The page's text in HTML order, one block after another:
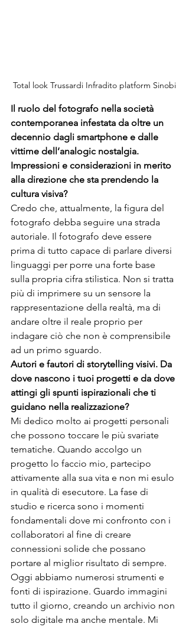
Total look Trussardi Infradito platform Sinobi
Il ruolo del fotografo nella società
contemporanea infestata da oltre un
decennio dagli smartphone e dalle
vittime dell’analogic nostalgia.
Impressioni e considerazioni in merito
alla direzione che sta prendendo la
cultura visiva?
Credo che, attualmente, la figura del
fotografo debba seguire una strada
autoriale. Il fotografo deve essere
prima di tutto capace di parlare diversi
linguaggi per porre una forte base
sulla propria cifra stilistica. Non si tratta
più di imprimere su un sensore la
rappresentazione della realtà, ma di
andare oltre il reale proprio per
indagare ciò che non è comprensibile
ad un primo sguardo.
Autori e fautori di storytelling visivi. Da
dove nascono i tuoi progetti e da dove
attingi gli spunti ispirazionali che ti
guidano nella realizzazione?
Mi dedico molto ai progetti personali
che possono toccare le più svariate
tematiche. Quando accolgo un
progetto lo faccio mio, partecipo
attivamente alla sua vita e non mi esulo
in qualità di esecutore. La fase di
studio e ricerca sono i momenti
fondamentali dove mi confronto con i
collaboratori al fine di creare
connessioni solide che possano
portare al miglior risultato di sempre.
Oggi abbiamo numerosi strumenti e
fonti di ispirazione. Guardo immagini
tutto il giorno, creando un archivio non
solo digitale ma anche mentale. Mi